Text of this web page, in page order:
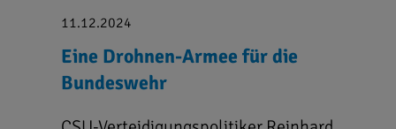
11.12.2024
Eine Drohnen-Armee für die
Bundeswehr